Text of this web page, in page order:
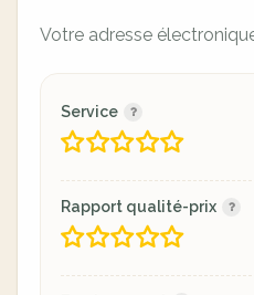
Votre adresse
Service
Rapport qualité-prix